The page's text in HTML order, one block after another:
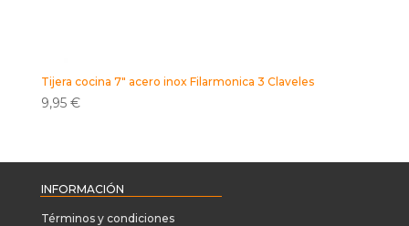
Tijera cocina 7″ acero inox Filarmonica 3 Claveles
9,95 €
INFORMACIÓN
Términos y condiciones